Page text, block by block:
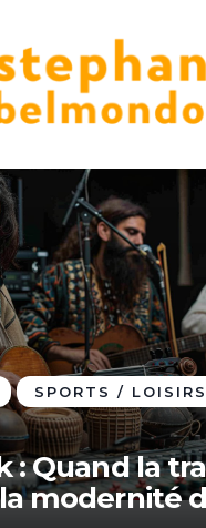
SPORTS / LOISIRS
: Quand la
modernité